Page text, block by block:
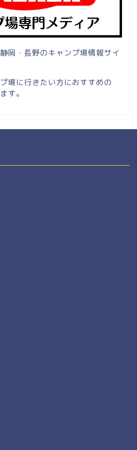
岡・長野のキャンプ場情報サイ
場に行きたい方におすすめの
す。